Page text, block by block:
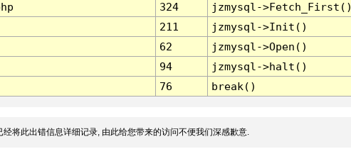
324
jzmysql-
211
jzmysql->Init()
62
jzmysql->Open()
94
jzmysql->halt()
76 break()
将此出错信息详细记录, 由此给您带来的访问不便我们深感歉意.